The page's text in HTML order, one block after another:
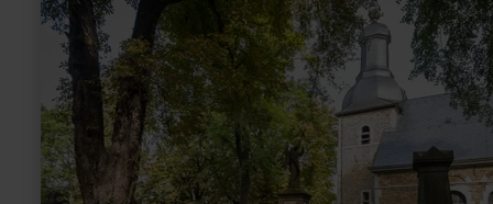
Der
Hohlweg:
Spuren
Boden,
Spuren
im
Alltag